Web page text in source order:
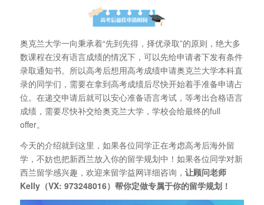
奥克兰大学一向秉承着“先到先得，择优录取”的原则，绝大多
数课程在没有语言成绩的情况下，可以先给申请者下发有条件
录取通知书。所以高考后想用高考成绩申请奥克兰大学本科直
录的同学们，需要在拿到高考成绩后尽快开始着手准备申请占
位。在递交申请后就可以安心准备语言考试，等考出合格语言
成绩，需要尽快补交给奥克兰大学，学校会给最终的full
offer。
今天的介绍就到这里，如果各位同学正在考虑高考后海外留
学，不妨也把新西兰放入你的留学规划中！如果各位同学对新
西兰留学感兴趣，欢迎来留学益网详细咨询， 让顾问老师
Kelly（VX: 973248016）帮你定做专属于你的留学规划！